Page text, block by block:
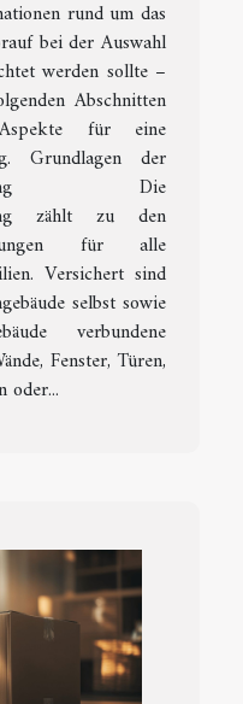
rund um das
bei der Auswahl
werden sollte –
Abschnitten
für eine
Grundlagen der
Die
zählt zu den
für alle
Versichert sind
selbst sowie
verbundene
Fenster, Türen,
oder...